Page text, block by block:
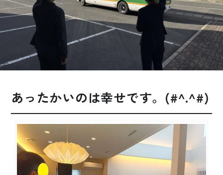
お役立ち情報
公式SNSをチェック
YOUTUBE Instagram
プライバシーポリシー
あったかいのは幸せです。(#^.^#)